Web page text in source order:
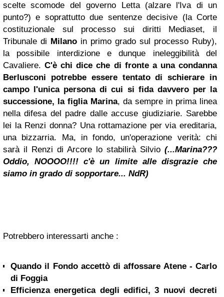
scelte scomode del governo Letta (alzare l'Iva di un
punto?) e soprattutto due sentenze decisive (la Corte
costituzionale sul processo sui diritti Mediaset, il
Tribunale di Milano in primo grado sul processo Ruby),
la possibile interdizione e dunque ineleggibilità del
Cavaliere.C'è chi dice che di fronte a una condanna
Berlusconi potrebbe essere tentato di schierare in
campo l'unica persona di cui si fida davvero per la
successione, la figlia Marina, da sempre in prima linea
nella difesa del padre dalle accuse giudiziarie. Sarebbe
lei la Renzi donna? Una rottamazione per via ereditaria,
una bizzarria. Ma, in fondo, un'operazione verità: chi
sarà il Renzi di Arcore lo stabilirà Silvio (...Marina???
Oddio, NOOOO!!!! c'è un limite alle disgrazie che
siamo in grado di sopportare... NdR)
Potrebbero interessarti anche :
Quando il Fondo accettò di affossare Atene - Carlo
di Foggia
Efficienza energetica degli edifici, 3 nuovi decreti